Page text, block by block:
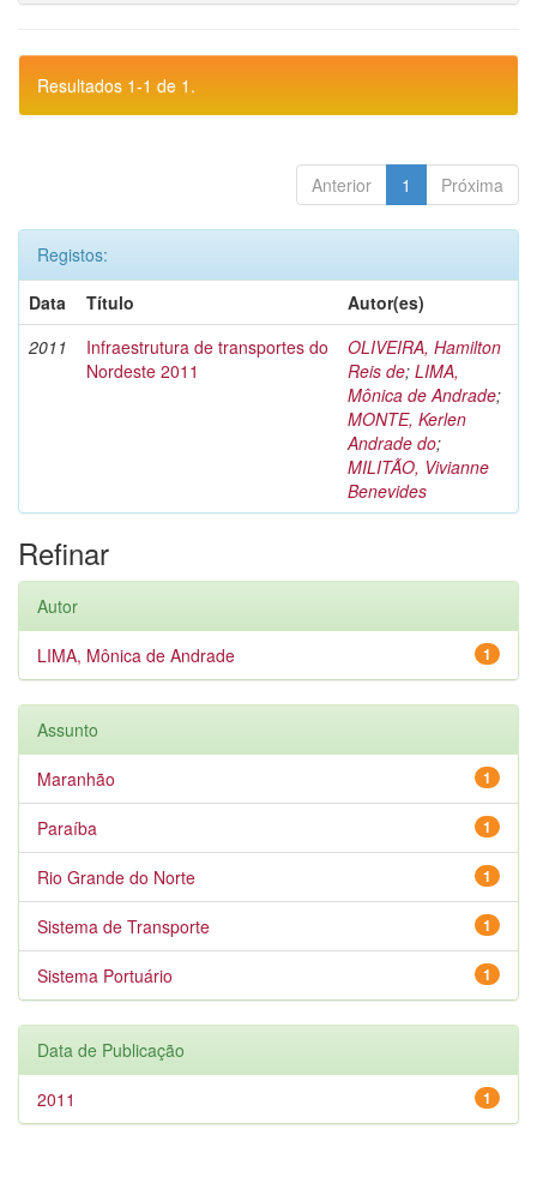
Resultados 1-1 de 1.
Anterior 1 Próxima
Registos:
Data
Título
Autor(es)
2011
Infraestrutura de transportes do
Nordeste 2011
OLIVEIRA, Hamilton
Reis de; LIMA,
Mônica de Andrade;
MONTE, Kerlen
Andrade do;
MILITÃO, Vivianne
Benevides
Refinar
Autor
1
LIMA, Mônica de Andrade
Assunto
1
Maranhão
1
Paraíba
1
Rio Grande do Norte
1
Sistema de Transporte
1
Sistema Portuário
Data de Publicação
1
2011